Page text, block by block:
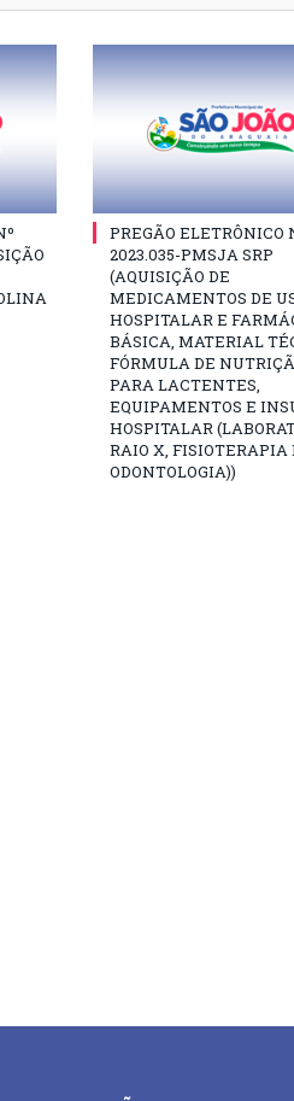
PREGÃO ELETRÔNICO
2023.035-PMSJA SRP
(AQUISIÇÃO DE
MEDICAMENTOS DE
HOSPITALAR E
BÁSICA, MATERIAL
FÓRMULA DE
PARA LACTENTES,
EQUIPAMENTOS E
HOSPITALAR
RAIO X, FISIOTERAPIA
ODONTOLOGIA))